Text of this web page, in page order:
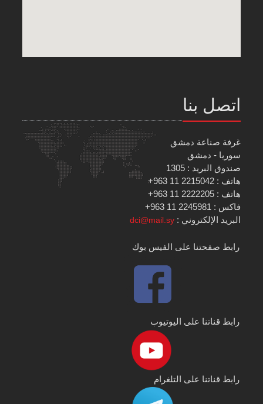
اتصل بنا
غرفة صناعة دمشق
سوريا - دمشق
صندوق البريد : 1305
هاتف : 2215042 11 963+
هاتف : 2222205 11 963+
فاكس : 2245981 11 963+
البريد الإلكتروني :dci@mail.sy
رابط صفحتنا على الفيس بوك
رابط قناتنا على اليوتيوب
رابط قناتنا على التلغرام